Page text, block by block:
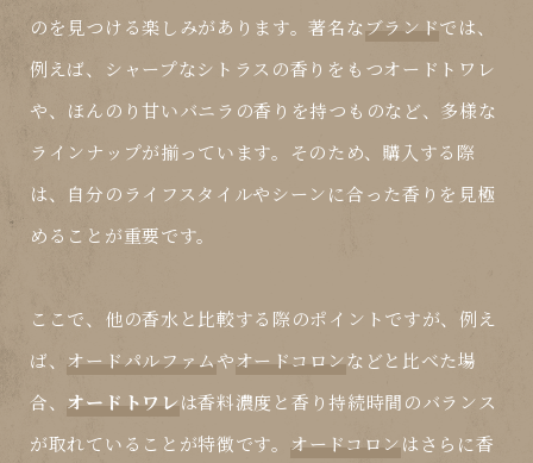
のを見つける楽しみがあります。著名な ブランドでは、
例えば、シャープなシトラスの香りをもつオードトワレ
や、ほんのり甘いバニラの香りを持つものなど、多様な
ラインナップが揃っています。そのため、購入する際
は、自分のライフスタイルやシーンに合った香りを見極
めることが重要です。
ここで、他の香水と比較する際のポイントですが、例え
ば、 オードパルファムやオードコロンなどと比べた場
合、 オードトワレは香料濃度と香り持続時間のバランス
が取れていることが特徴です。 オードコロンはさらに香